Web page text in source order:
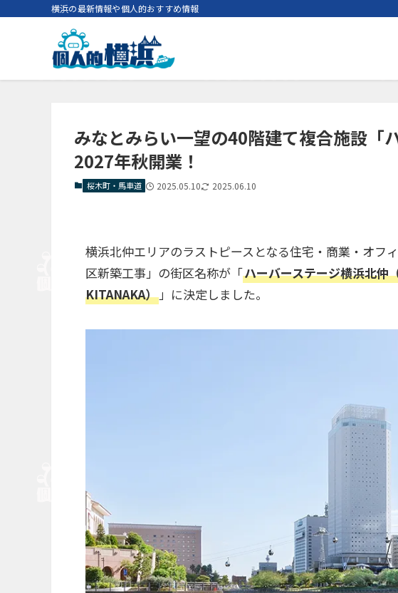
横浜の最新情報や個人的おすすめ情報
みなとみらい一望の40階建て複合施設「
2027年秋開業！
桜木町・馬車道 2025.05.10 2025.06.10
横浜北仲エリアのラストピースとなる住宅・商業・オフ
区新築工事」の街区名称が「ハーバーステージ横浜北仲
KITANAKA）」に決定しました。